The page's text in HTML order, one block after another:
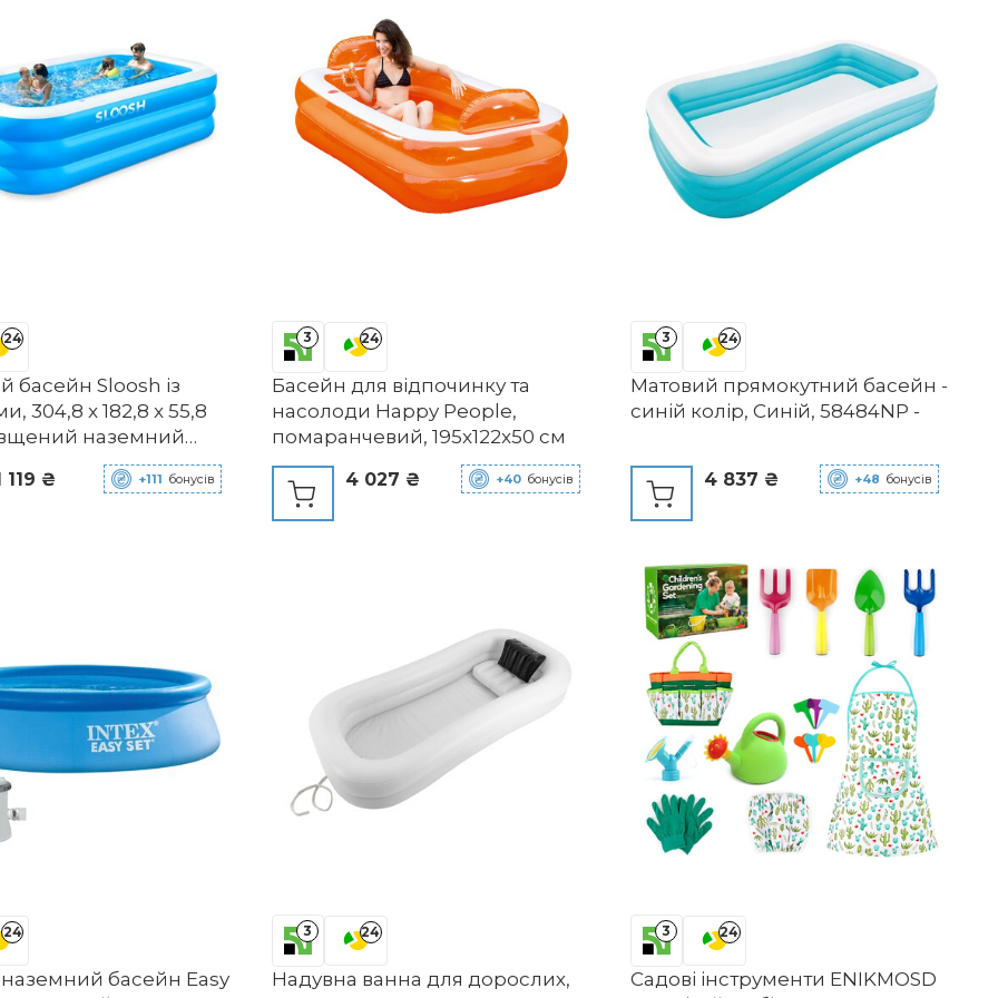
розмір S, рожева квітка
24
басейн Sloosh із
304,8 x 182,8 x 55,8
наземний
сімей, ідеально
для літніх водних
саду, на патіо або
119 ₴ +111 бонусів
3 24
Басейн для відпочинку та
насолоди Happy People,
помаранчевий, 195x122x50 см
4 027 ₴ +40 бонусів
3 24
Матовий прямокутний басейн -
синій колір, Синій, 58484NP -
4 837 ₴ +48 бонусів
24
басейн Easy
3 24
Надувна ванна для дорослих,
3 24
Садові інструменти ENIKMOSD